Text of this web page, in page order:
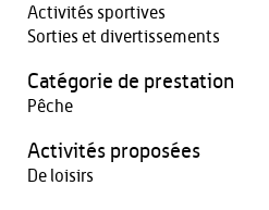
Activités sportives
Sorties et divertissements
Catégorie de prestation
Pêche
Activités proposées
De loisirs